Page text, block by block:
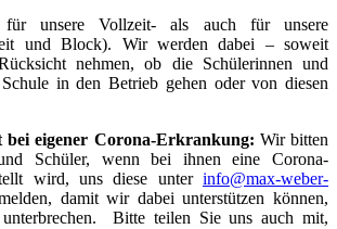
unsere Vollzeit- als auch für unsere
und Block). Wir werden dabei – soweit
nehmen, ob die Schülerinnen und
in den Betrieb gehen oder von diesen
eigener Corona-Erkrankung: Wir bitten
Schüler, wenn bei ihnen eine Corona-
wird, uns diese unter info@max-weber-
damit wir dabei unterstützen können,
Bitte teilen Sie uns auch mit,